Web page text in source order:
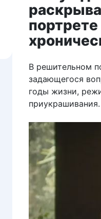
В решительном
задающегося
годы жизни,
приукрашивания.